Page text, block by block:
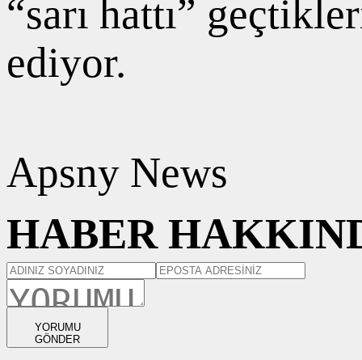
“sarı hattı”
ediyor.
Apsny News
HABER
YORUMU
GÖNDER